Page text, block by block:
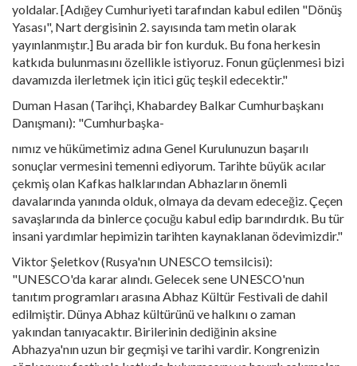
yoldalar. [Adığey Cumhuriyeti tarafından kabul edilen "Dönüş
Yasası", Nart dergisinin 2. sayısında tam metin olarak
yayınlanmıştır.] Bu arada bir fon kurduk. Bu fona herkesin
katkıda bulunmasını özellikle istiyoruz. Fonun güçlenmesi bizi
davamızda ilerletmek için itici güç teşkil edecektir."
Duman Hasan (Tarihçi, Khabardey Balkar Cumhurbaşkanı
Danışmanı): "Cumhurbaşka-
nımız ve hükümetimiz adına Genel Kurulunuzun başarılı
sonuçlar vermesini temenni ediyorum. Tarihte büyük acılar
çekmiş olan Kafkas halklarından Abhazların önemli
davalarında yanında olduk, olmaya da devam edeceğiz. Çeçen
savaşlarında da binlerce çocuğu kabul edip barındırdık. Bu tür
insani yardımlar hepimizin tarihten kaynaklanan ödevimizdir."
Viktor Şeletkov (Rusya'nın UNESCO temsilcisi):
"UNESCO'da karar alındı. Gelecek sene UNESCO'nun
tanıtım programları arasına Abhaz Kültür Festivali de dahil
edilmiştir. Dünya Abhaz kültürünü ve halkını o zaman
yakından tanıyacaktır. Birilerinin dediğinin aksine
Abhazya'nın uzun bir geçmişi ve tarihi vardir. Kongrenizin